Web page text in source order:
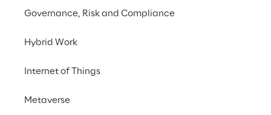
Governance, Risk and Compliance
Hybrid Work
Internet of Things
Metaverse
einen grundlegenden Wandel. Monolithische